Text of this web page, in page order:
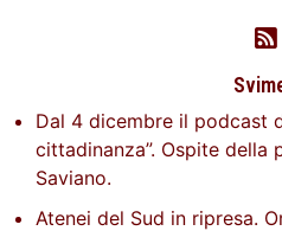
Dal 4 dicembre il podcast
cittadinanza”. Ospite della
Saviano.
Atenei del Sud in ripresa.